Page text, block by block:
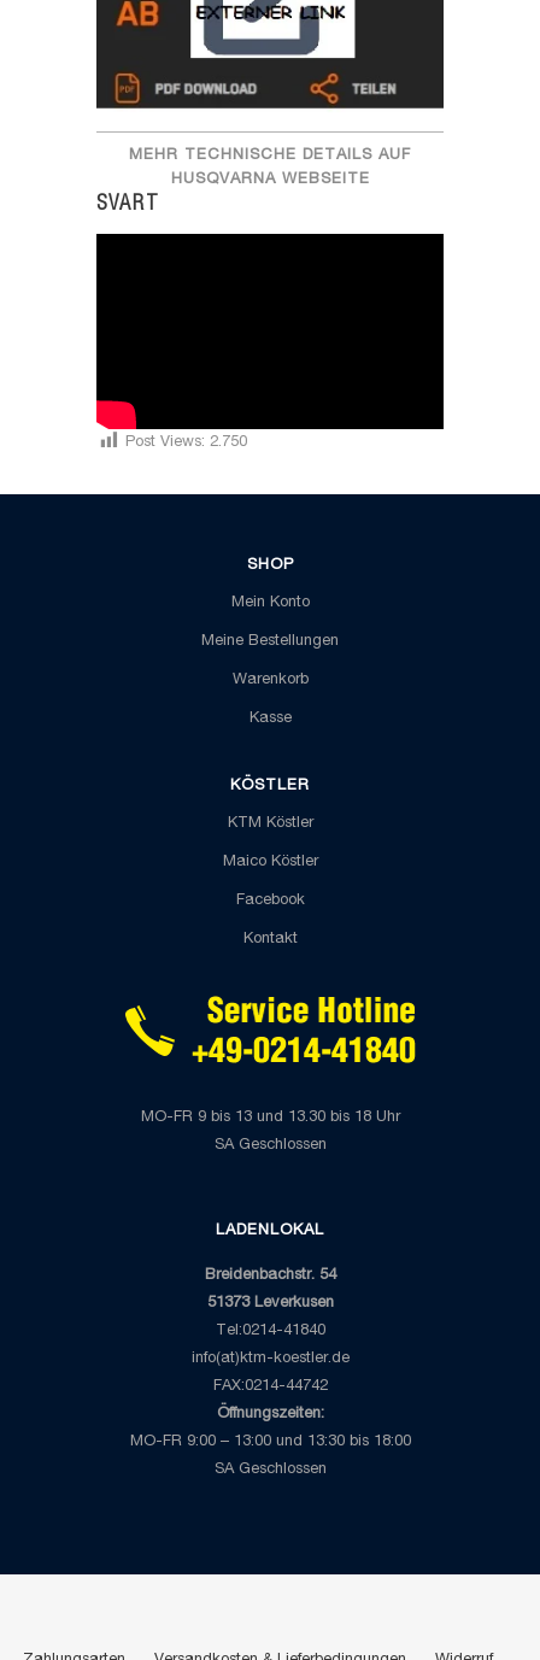
MEHR TECHNISCHE DETAILS AUF
HUSQVARNA WEBSEITE
SVART
Post Views: 2.750
SHOP
Mein Konto
Meine Bestellungen
Warenkorb
Kasse
KÖSTLER
KTM Köstler
Maico Köstler
Facebook
Kontakt
MO-FR 9 bis 13 und 13.30 bis 18 Uhr
SA Geschlossen
LADENLOKAL
Breidenbachstr. 54
51373 Leverkusen
Tel:0214-41840
info(at)ktm-koestler.de
FAX:0214-44742
Öffnungszeiten:
MO-FR 9:00 – 13:00 und 13:30 bis 18:00
SA Geschlossen